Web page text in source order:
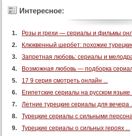
Интересное:
Розы и грехи — сериалы и фильмы
Клюквенный шербет: похожие
Запретная любовь: сериалы и
Возможная любовь — подборка
17 9 серия смотреть онлайн ...
Египетские сериалы на русском языке
Летние турецкие сериалы для вечера
Турецкие сериалы с сильными
Турецкие сериалы о сильных героях ...